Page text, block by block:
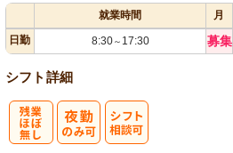
就業時間 月
日勤
8:30～ 17:30 募集
シフト詳細